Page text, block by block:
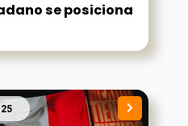
se posiciona